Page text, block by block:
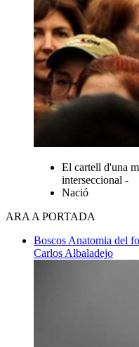
El cartell d'una
interseccional -
Nació
ARA A PORTADA
Boscos Anatomia del
Carlos Albaladejo